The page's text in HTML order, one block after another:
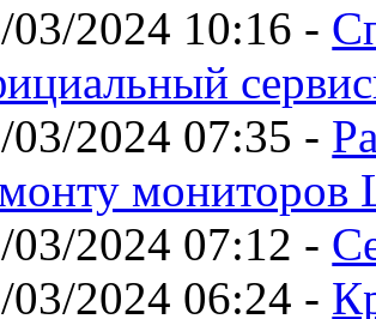
03/2024 10:16 -
03/2024 07:35 -
мониторов
03/2024 07:12 -
03/2024 06:24 -